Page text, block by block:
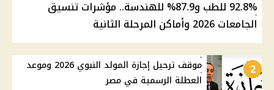
92.8% للطب و87.9% للهندسة.. مؤشرات تنسيق
الجامعات 2026 وأماكن المرحلة الثانية
2
موقف ترحيل إجازة المولد النبوي 2026 وموعد
العطلة الرسمية في مصر